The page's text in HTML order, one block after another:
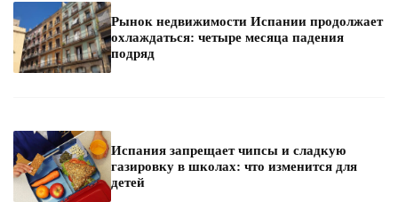
Рынок недвижимости Испании продолжает
охлаждаться: четыре месяца падения
подряд
Испания запрещает чипсы и сладкую
газировку в школах: что изменится для
детей